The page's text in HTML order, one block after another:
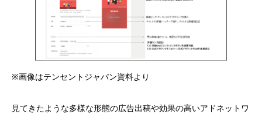
※画像はテンセントジャパン資料より
見てきたような多様な形態の広告出稿や効果の高いアドネットワ